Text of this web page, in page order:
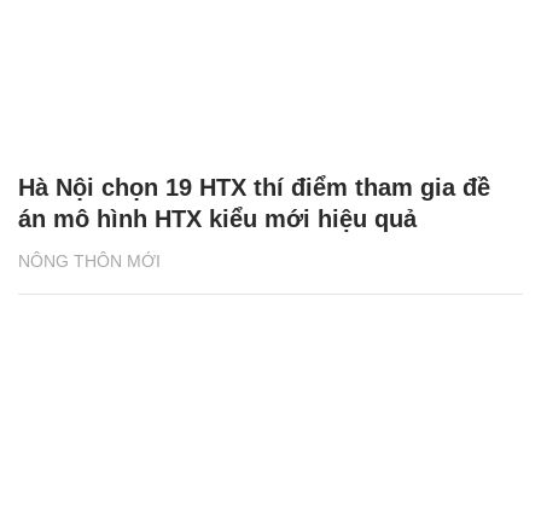
NÔNG THÔN MỚI
Hà Nội chọn 19 HTX thí điểm tham gia đề
án mô hình HTX kiểu mới hiệu quả